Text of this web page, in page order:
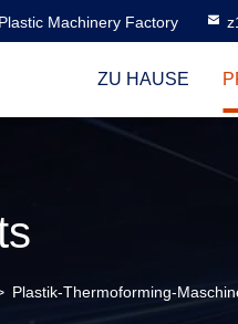
Machinery Factory
ZU HAUSE
Plastik-Thermoforming-